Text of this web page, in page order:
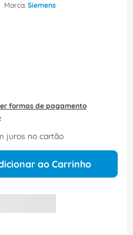
Siemens
formas de pagamento
juros no cartão
ao Carrinho